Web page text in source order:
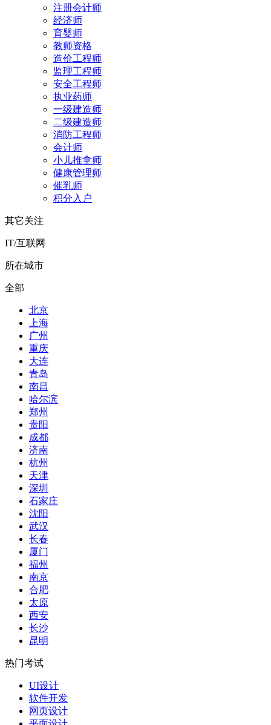
注册会计师
经济师
育婴师
教师资格
造价工程师
监理工程师
安全工程师
执业药师
一级建造师
二级建造师
消防工程师
会计师
小儿推拿师
健康管理师
催乳师
积分入户
其它关注
IT/互联网
所在城市
全部
北京
上海
广州
重庆
大连
青岛
南昌
哈尔滨
郑州
贵阳
成都
济南
杭州
天津
深圳
石家庄
沈阳
武汉
长春
厦门
福州
南京
合肥
太原
西安
长沙
昆明
热门考试
UI设计
软件开发
网页设计